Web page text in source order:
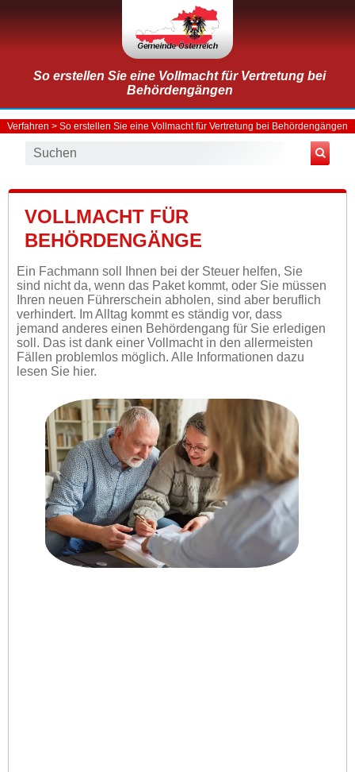
So erstellen Sie eine Vollmacht für Vertretung bei
Behördengängen
Verfahren > So erstellen Sie eine Vollmacht für Vertretung bei Behördengängen
VOLLMACHT FÜR
BEHÖRDENGÄNGE
Ein Fachmann soll Ihnen bei der Steuer helfen, Sie
sind nicht da, wenn das Paket kommt, oder Sie müssen
Ihren neuen Führerschein abholen, sind aber beruflich
verhindert. Im Alltag kommt es ständig vor, dass
jemand anderes einen Behördengang für Sie erledigen
soll. Das ist dank einer Vollmacht in den allermeisten
Fällen problemlos möglich. Alle Informationen dazu
lesen Sie hier.